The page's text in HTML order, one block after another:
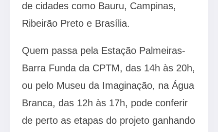
de cidades como Bauru, Campinas,
Ribeirão Preto e Brasília.
Quem passa pela Estação Palmeiras-
Barra Funda da CPTM, das 14h às 20h,
ou pelo Museu da Imaginação, na Água
Branca, das 12h às 17h, pode conferir
de perto as etapas do projeto ganhando